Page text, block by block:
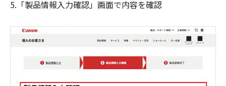
5.「製品情報入力確認」画面で内容を確認